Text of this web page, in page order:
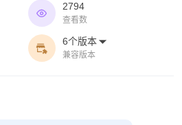

2794
查看数

6个版本 
兼容版本